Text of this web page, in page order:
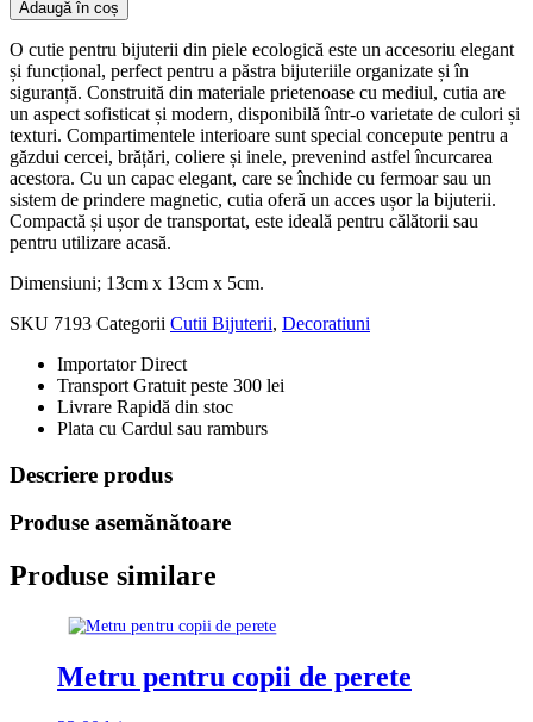
Adaugă în coș
O cutie pentru bijuterii din piele ecologică este un accesoriu elegant
și funcțional, perfect pentru a păstra bijuteriile organizate și în
siguranță. Construită din materiale prietenoase cu mediul, cutia are
un aspect sofisticat și modern, disponibilă într-o varietate de culori și
texturi. Compartimentele interioare sunt special concepute pentru a
găzdui cercei, brățări, coliere și inele, prevenind astfel încurcarea
acestora. Cu un capac elegant, care se închide cu fermoar sau un
sistem de prindere magnetic, cutia oferă un acces ușor la bijuterii.
Compactă și ușor de transportat, este ideală pentru călătorii sau
pentru utilizare acasă.
Dimensiuni; 13cm x 13cm x 5cm.
SKU 7193 Categorii Cutii Bijuterii, Decoratiuni
Importator Direct
Transport Gratuit peste 300 lei
Livrare Rapidă din stoc
Plata cu Cardul sau ramburs
Descriere produs
Produse asemănătoare
Produse similare
Metru pentru copii de perete